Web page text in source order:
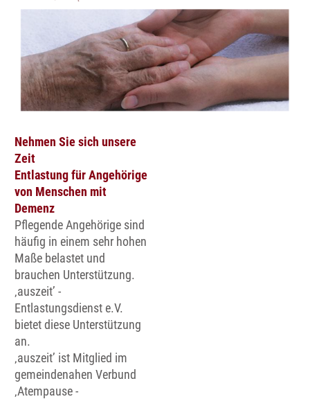
Nehmen Sie sich unsere
Zeit
Entlastung für Angehörige
von Menschen mit
Demenz
Pflegende Angehörige sind
häufig in einem sehr hohen
Maße belastet und
brauchen Unterstützung.
‚auszeit’ -
Entlastungsdienst e.V.
bietet diese Unterstützung
an.
‚auszeit’ ist Mitglied im
gemeindenahen Verbund
‚Atempause -